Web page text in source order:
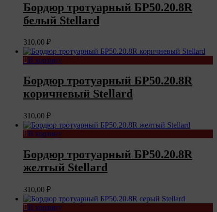
Бордюр тротуарный БР50.20.8R
белый Stellard
310,00 ₽
В корзину
Бордюр тротуарный БР50.20.8R
коричневый Stellard
310,00 ₽
В корзину
Бордюр тротуарный БР50.20.8R
желтый Stellard
310,00 ₽
В корзину